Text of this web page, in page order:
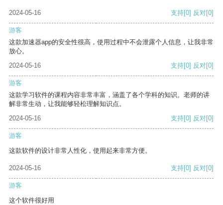
2024-05-16 支持[0] 反对[0]
游客
这款加速器app的安全性很高，使用过程中不会泄露个人信息，让我非常
放心。
2024-05-16
支持[0] 反对[0]
游客
这款学习软件的课程内容非常丰富，涵盖了各个学科的知识。老师的讲
解非常生动，让我能够轻松理解知识点。
2024-05-16
支持[0] 反对[0]
游客
这款软件的设计非常人性化，使用起来非常方便。
2024-05-16 支持[0] 反对[0]
游客
这个软件很好用